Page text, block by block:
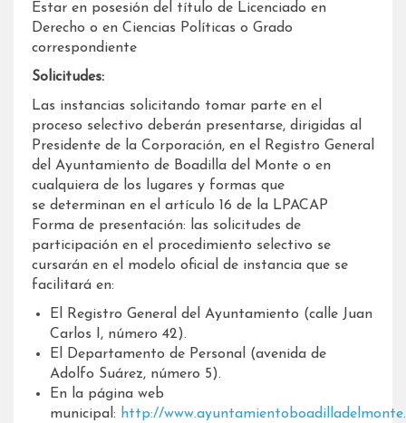
Estar en posesión del título de Licenciado en
Derecho o en Ciencias Políticas o Grado
correspondiente
Solicitudes:
Las instancias solicitando tomar parte en el
proceso selectivo deberán presentarse, dirigidas al
Presidente de la Corporación, en el Registro General
del Ayuntamiento de Boadilla del Monte o en
cualquiera de los lugares y formas que
se determinan en el artículo 16 de la LPACAP
Forma de presentación: las solicitudes de
participación en el procedimiento selectivo se
cursarán en el modelo oficial de instancia que se
facilitará en:
El Registro General del Ayuntamiento (calle Juan
Carlos I, número 42).
El Departamento de Personal (avenida de
Adolfo Suárez, número 5).
En la página web
municipal: http://